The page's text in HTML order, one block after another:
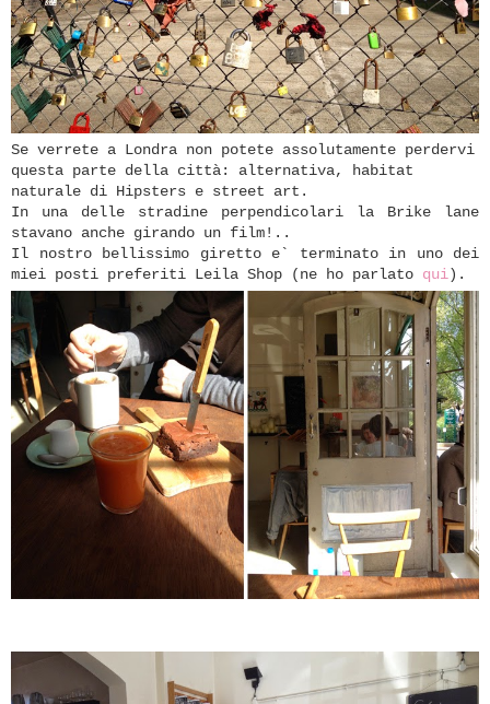
Se verrete a Londra non potete assolutamente perdervi
questa parte della città: alternativa, habitat
naturale di Hipsters e street art.
In una delle stradine perpendicolari la Brike lane
stavano anche girando un film!..
Il nostro bellissimo giretto e` terminato in uno dei
miei posti preferiti Leila Shop (ne ho parlato qui).